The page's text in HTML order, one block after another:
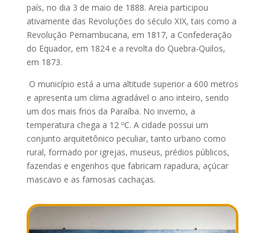
país, no dia 3 de maio de 1888. Areia participou
ativamente das Revoluções do século XIX, tais como a
Revolução Pernambucana, em 1817, a Confederação
do Equador, em 1824 e a revolta do Quebra-Quilos,
em 1873.
O município está a uma altitude superior a 600 metros
e apresenta um clima agradável o ano inteiro, sendo
um dos mais frios da Paraíba. No inverno, a
temperatura chega a 12 ºC. A cidade possui um
conjunto arquitetônico peculiar, tanto urbano como
rural, formado por igrejas, museus, prédios públicos,
fazendas e engenhos que fabricam rapadura, açúcar
mascavo e as famosas cachaças.